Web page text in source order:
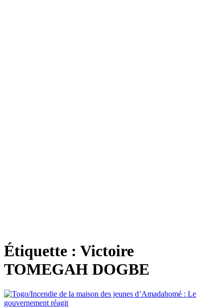
Étiquette : Victoire
TOMEGAH DOGBE